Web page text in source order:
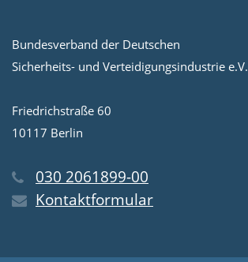
Bundesverband der Deutschen
Sicherheits- und Verteidigungsindustrie e.V.
Friedrichstraße 60
10117 Berlin
030 2061899-00
Kontaktformular